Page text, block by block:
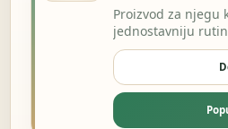
Proizvod za njegu
jednostavniju
svakodnevnu